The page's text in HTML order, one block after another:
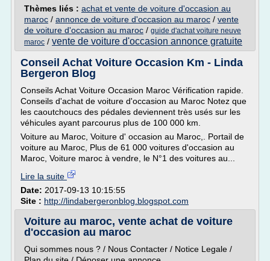
Thèmes liés : achat et vente de voiture d'occasion au
maroc / annonce de voiture d'occasion au maroc / vente
de voiture d'occasion au maroc / guide d'achat voiture neuve
maroc / vente de voiture d'occasion annonce gratuite
Conseil Achat Voiture Occasion Km - Linda
Bergeron Blog
Conseils Achat Voiture Occasion Maroc Vérification rapide.
Conseils d'achat de voiture d'occasion au Maroc Notez que
les caoutchoucs des pédales deviennent très usés sur les
véhicules ayant parcourus plus de 100 000 km.
Voiture au Maroc, Voiture d' occasion au Maroc,. Portail de
voiture au Maroc, Plus de 61 000 voitures d'occasion au
Maroc, Voiture maroc à vendre, le N°1 des voitures au...
Lire la suite
Date: 2017-09-13 10:15:55
Site : http://lindabergeronblog.blogspot.com
Voiture au maroc, vente achat de voiture
d'occasion au maroc
Qui sommes nous ? / Nous Contacter / Notice Legale /